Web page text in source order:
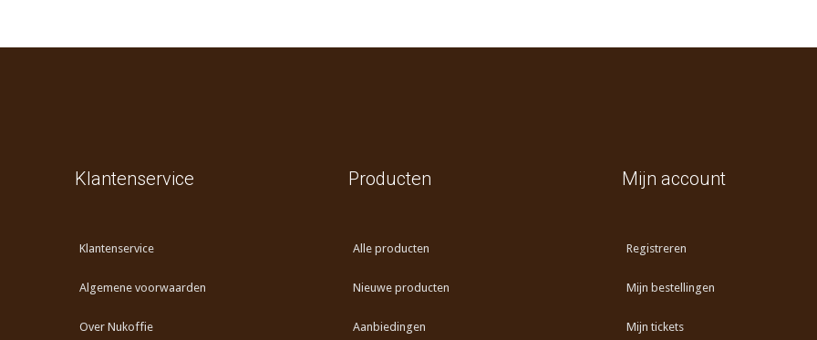
Klantenservice
Klantenservice
Algemene voorwaarden
Over Nukoffie
Producten
Alle producten
Nieuwe producten
Aanbiedingen
Mijn account
Registreren
Mijn bestellingen
Mijn tickets